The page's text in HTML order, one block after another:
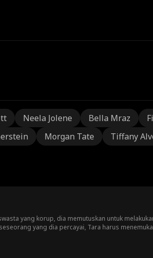
Neela Jolene Bella Mraz
Morgan Tate Tiffany
yang korup, dia memutuskan untuk
yang dia percayai, Tara harus